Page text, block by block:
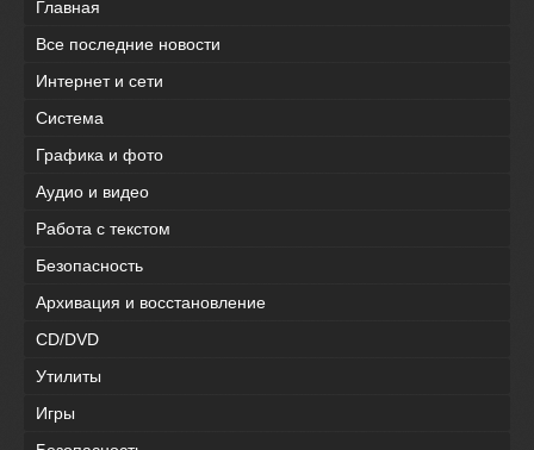
Главная
Все последние новости
Интернет и сети
Система
Графика и фото
Аудио и видео
Работа с текстом
Безопасность
Архивация и восстановление
CD/DVD
Утилиты
Игры